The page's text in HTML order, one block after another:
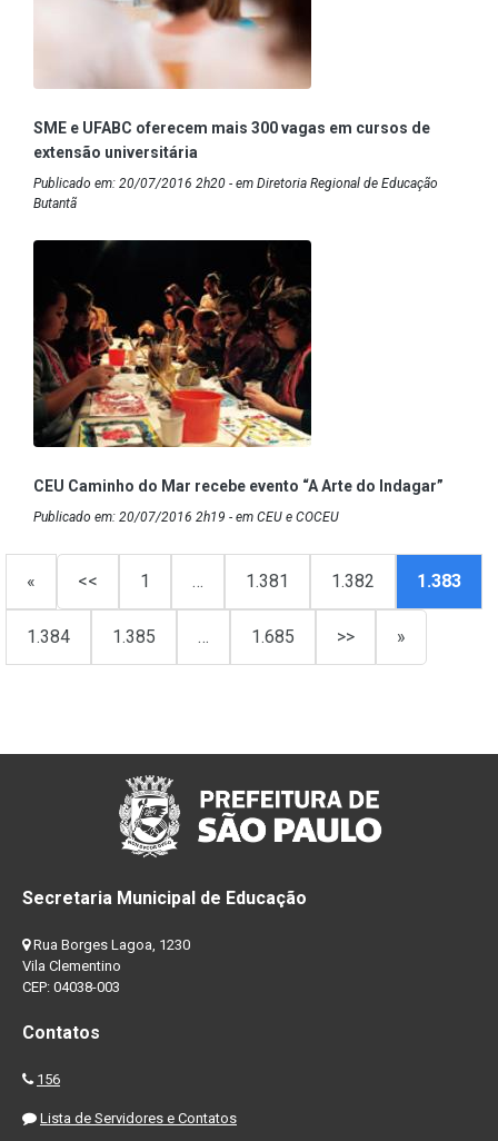
SME e UFABC oferecem mais 300 vagas em cursos de
extensão universitária
Publicado em: 20/07/2016 2h20 - em Diretoria Regional de Educação
Butantã
CEU Caminho do Mar recebe evento “A Arte do Indagar”
Publicado em: 20/07/2016 2h19 - em CEU e COCEU
« << 1 … 1.381 1.382 1.383
1.384 1.385 … 1.685 >> »
Secretaria Municipal de Educação
Rua Borges Lagoa, 1230
Vila Clementino
CEP: 04038-003
Contatos
156
Lista de Servidores e Contatos